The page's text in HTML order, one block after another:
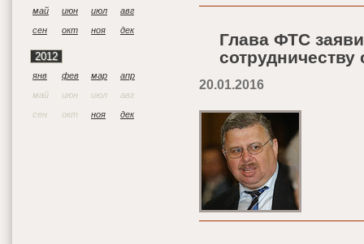
май
июн июл
авг
сен
окт ноя дек
2012
янв фев мар
апр
май
июн июл
авг
сен
окт ноя дек
Глава ФТС
20.01.2016